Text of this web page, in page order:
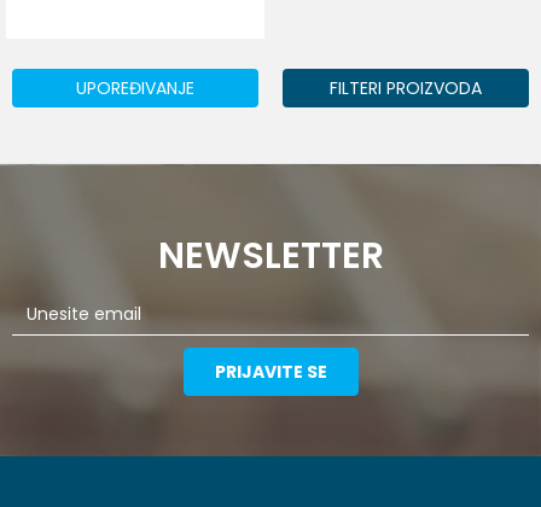
UPOREĐIVANJE FILTERI PROIZVODA
NEWSLETTER
PRIJAVITE SE